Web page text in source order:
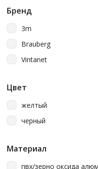
Бренд
3m
Brauberg
Vintanet
Цвет
желтый
черный
Материал
пвх/зерно оксида